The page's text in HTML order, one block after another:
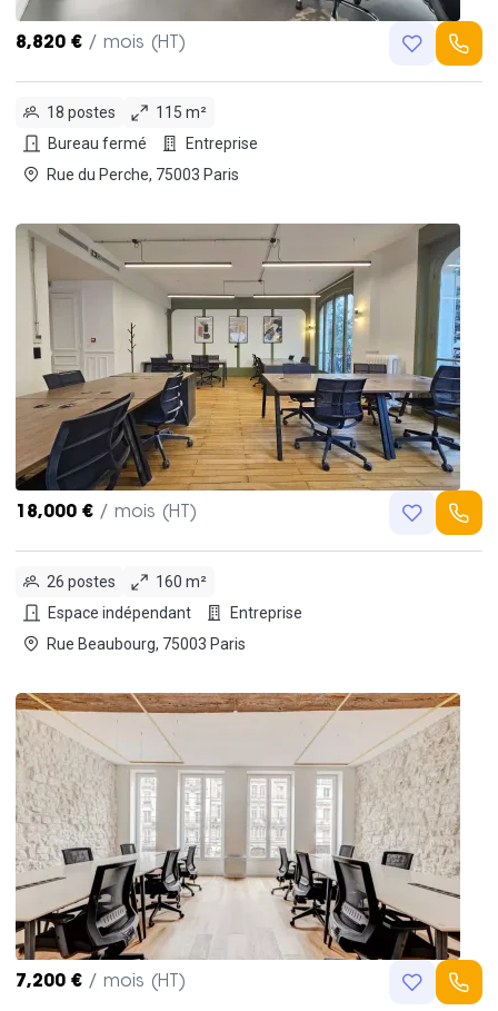
8,820 € / mois (HT)
18 postes
115 m²
Bureau fermé
Entreprise
Rue du Perche, 75003 Paris
18,000 € / mois (HT)
26 postes
160 m²
Espace indépendant
Entreprise
Rue Beaubourg, 75003 Paris
7,200 € / mois (HT)